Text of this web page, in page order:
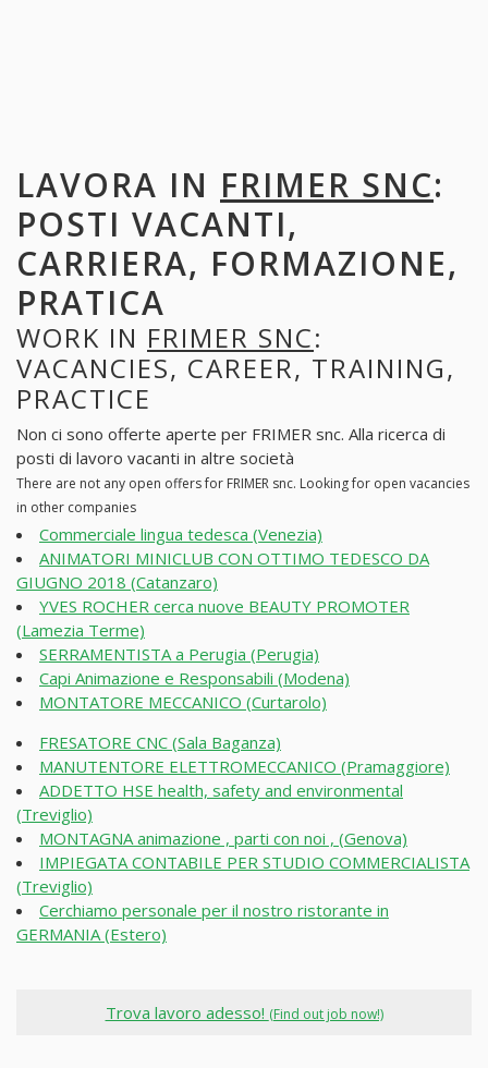
LAVORA IN FRIMER SNC:
POSTI VACANTI,
CARRIERA, FORMAZIONE,
PRATICA
WORK IN FRIMER SNC:
VACANCIES, CAREER, TRAINING,
PRACTICE
Non ci sono offerte aperte per FRIMER snc. Alla ricerca di
posti di lavoro vacanti in altre società
There are not any open offers for FRIMER snc. Looking for open vacancies
in other companies
Commerciale lingua tedesca (Venezia)
ANIMATORI MINICLUB CON OTTIMO TEDESCO DA
GIUGNO 2018 (Catanzaro)
YVES ROCHER cerca nuove BEAUTY PROMOTER
(Lamezia Terme)
SERRAMENTISTA a Perugia (Perugia)
Capi Animazione e Responsabili (Modena)
MONTATORE MECCANICO (Curtarolo)
FRESATORE CNC (Sala Baganza)
MANUTENTORE ELETTROMECCANICO (Pramaggiore)
ADDETTO HSE health, safety and environmental
(Treviglio)
MONTAGNA animazione , parti con noi , (Genova)
IMPIEGATA CONTABILE PER STUDIO COMMERCIALISTA
(Treviglio)
Cerchiamo personale per il nostro ristorante in
GERMANIA (Estero)
Trova lavoro adesso! (Find out job now!)